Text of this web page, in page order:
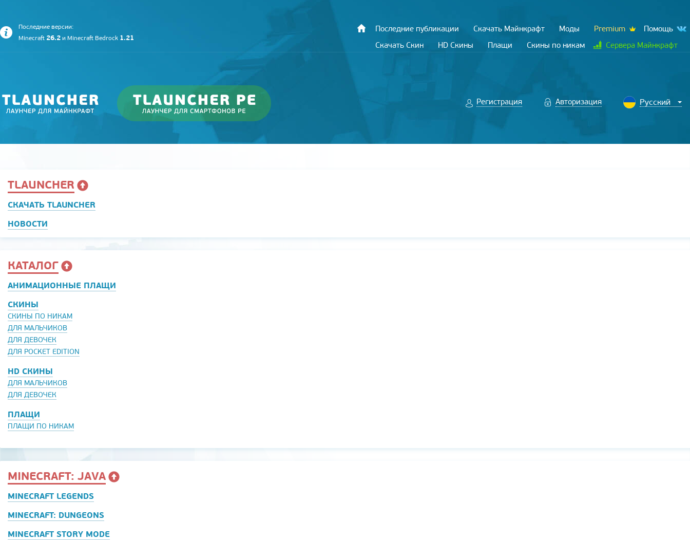
Последние версии:
Minecraft 26.2 и Minecraft Bedrock 1.21
Последние публикации Скачать Майнкрафт Моды Premium
Помощь
Скачать Скин
HD Скины Плащи Скины по никам Сервера Майнкрафт
Регистрация Авторизация
TLAUNCHER
СКАЧАТЬ TLAUNCHER
НОВОСТИ
КАТАЛОГ
АНИМАЦИОННЫЕ ПЛАЩИ
СКИНЫ
СКИНЫ ПО НИКАМ
ДЛЯ МАЛЬЧИКОВ
ДЛЯ ДЕВОЧЕК
ДЛЯ POCKET EDITION
HD СКИНЫ
ДЛЯ МАЛЬЧИКОВ
ДЛЯ ДЕВОЧЕК
ПЛАЩИ
ПЛАЩИ ПО НИКАМ
MINECRAFT: JAVA
MINECRAFT LEGENDS
MINECRAFT: DUNGEONS
MINECRAFT STORY MODE